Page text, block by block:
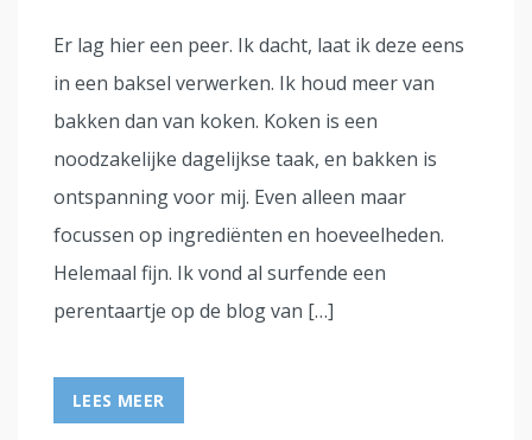
Er lag hier een peer. Ik dacht, laat ik deze eens
in een baksel verwerken. Ik houd meer van
bakken dan van koken. Koken is een
noodzakelijke dagelijkse taak, en bakken is
ontspanning voor mij. Even alleen maar
focussen op ingrediënten en hoeveelheden.
Helemaal fijn. Ik vond al surfende een
perentaartje op de blog van […]
LEES MEER